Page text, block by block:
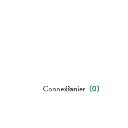
Connexion
Panier (0)